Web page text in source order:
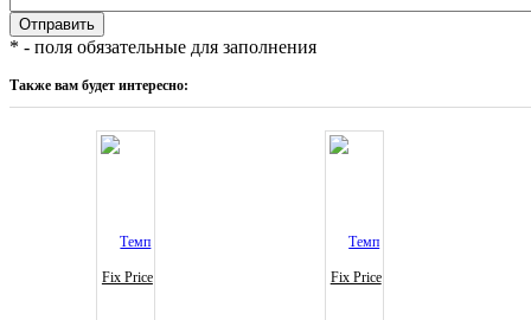
* - поля обязательные для заполнения
Также вам будет интересно:
Fix Price Fix Price